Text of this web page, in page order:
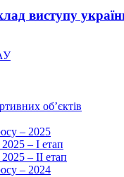
виступу
об’єктів
– 2025
– I етап
– II етап
– 2024